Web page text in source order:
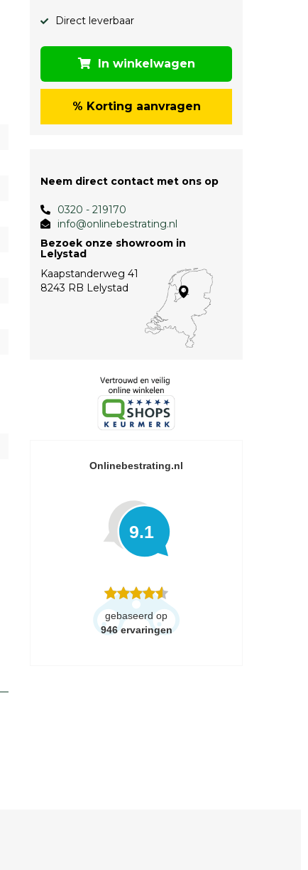
Direct leverbaar
In winkelwagen
% Korting aanvragen
Neem direct contact met ons op
0320 - 219170
info@onlinebestrating.nl
Bezoek onze showroom in
Lelystad
Kaapstanderweg 41
8243 RB Lelystad
Onlinebestrating.nl
9.1
gebaseerd op
946 ervaringen